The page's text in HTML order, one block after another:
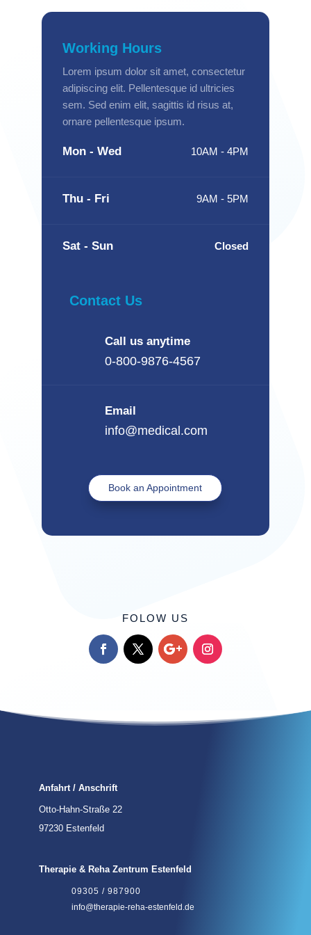
Working Hours
Lorem ipsum dolor sit amet, consectetur
adipiscing elit. Pellentesque id ultricies
sem. Sed enim elit, sagittis id risus at,
ornare pellentesque ipsum.
Mon - Wed 10AM - 4PM
Thu - Fri 9AM - 5PM
Sat - Sun Closed
Contact Us
Call us anytime
0-800-9876-4567
Email
info@medical.com
Book an Appointment
FOLOW US
Anfahrt / Anschrift
Otto-Hahn-Straße 22
97230 Estenfeld
Therapie & Reha Zentrum Estenfeld
09305 / 987900
info@therapie-reha-estenfeld.de